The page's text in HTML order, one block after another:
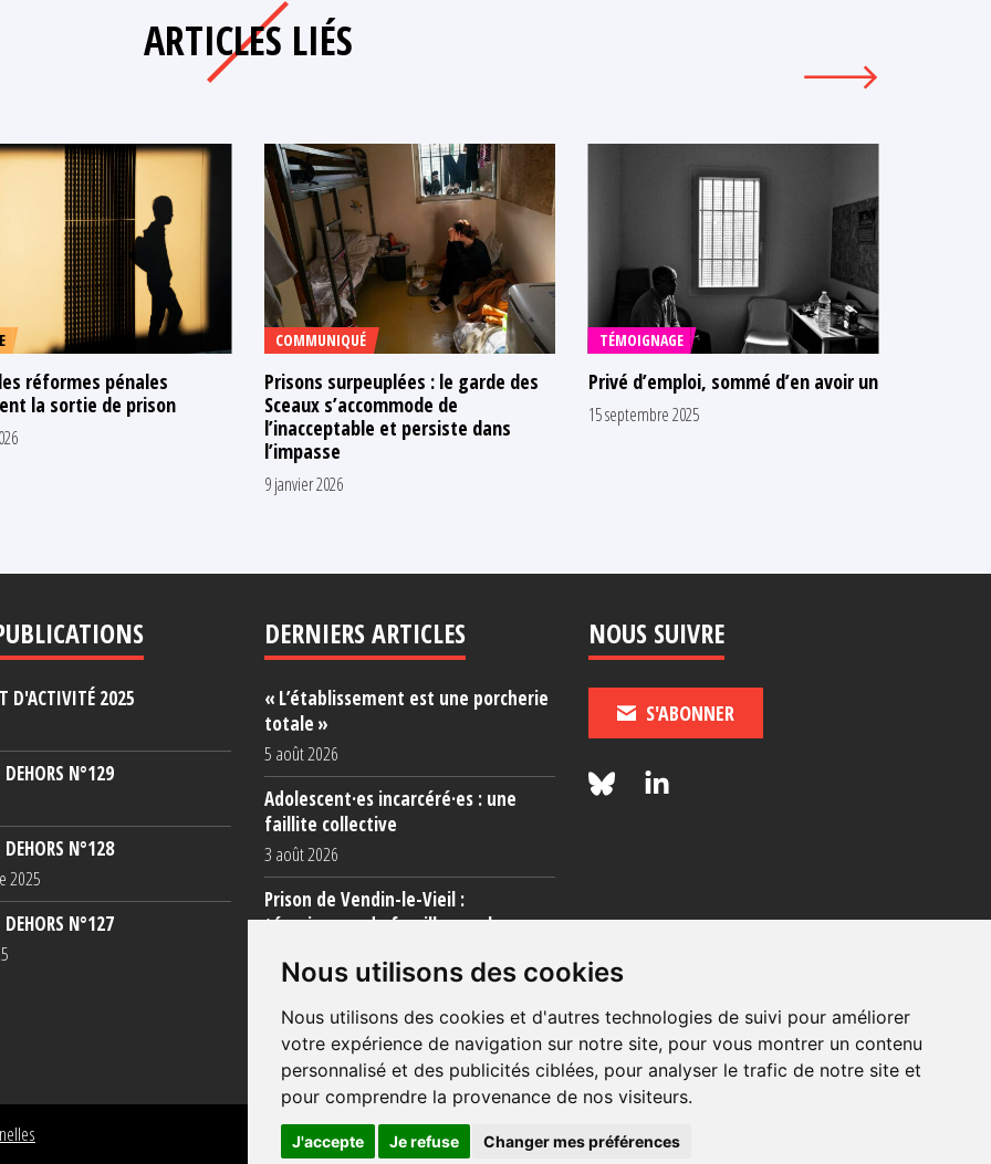
Nous utilisons des cookies
Nous utilisons des cookies et d'autres technologies de suivi pour améliorer
votre expérience de navigation sur notre site, pour vous montrer un contenu
personnalisé et des publicités ciblées, pour analyser le trafic de notre site et
pour comprendre la provenance de nos visiteurs.
J'accepte Je refuse Changer mes préférences
ARTICLES LIÉS
réformes pénales
la sortie de prison
COMMUNIQUÉ
Prisons surpeuplées : le garde des
Sceaux s’accommode de
l’inacceptable et persiste dans
l’impasse
9 janvier 2026
TÉMOIGNAGE
Privé d’emploi, sommé d’en avoir un
15 septembre 2025
D'ACTIVITÉ 2025
N°129
N°128
2025
N°127
DERNIERS ARTICLES
« L’établissement est une porcherie
totale »
5 août 2026
Adolescent·es incarcéré·es : une
faillite collective
3 août 2026
Prison de Vendin-le-Vieil :
témoignage de familles sur les
31 juillet 2026
NOUS SUIVRE
S'ABONNER